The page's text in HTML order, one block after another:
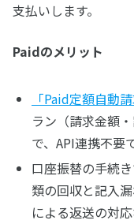
支払いします。
Paidのメリット
「Paid定額自動請
ラン（請求金額
で、API連携不要
口座振替の手続
類の回収と記入
による返送の対